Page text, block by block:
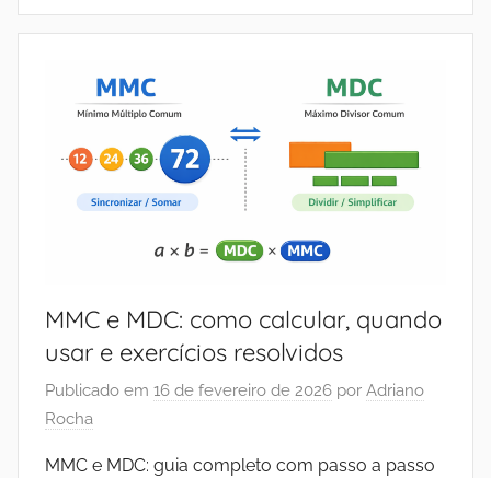
MMC e MDC: como calcular, quando
usar e exercícios resolvidos
Publicado em 16 de fevereiro de 2026 por Adriano
Rocha
MMC e MDC: guia completo com passo a passo